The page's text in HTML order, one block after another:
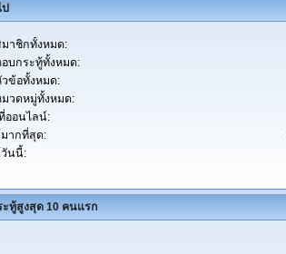
ป
าชิกทั้งหมด:
บกระทู้ทั้งหมด:
ข้อทั้งหมด:
วดหมู่ทั้งหมด:
ออนไลน์:
ากที่สุด:
นนี้:
ะทู้สูงสุด 10 คนแรก